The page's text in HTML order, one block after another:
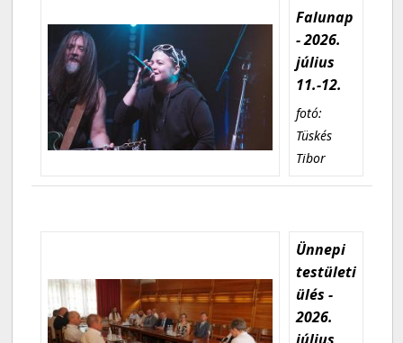
Falunap
- 2026.
július
11.-12.
fotó:
Tüskés
Tibor
Ünnepi
testületi
ülés -
2026.